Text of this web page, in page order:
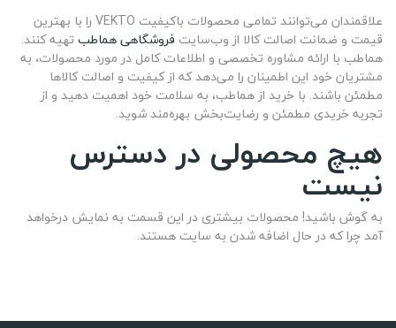
علاقمندان می‌توانند تمامی محصولات باکیفیت VEKTO را با بهترین
قیمت و ضمانت اصالت کالا از وب‌سایت فروشگاهی هماطب تهیه کنند.
هماطب با ارائه مشاوره تخصصی و اطلاعات کامل در مورد محصولات، به
مشتریان خود این اطمینان را می‌دهد که از کیفیت و اصالت کالاها
مطمئن باشند. با خرید از هماطب، به سلامت خود اهمیت دهید و از
تجربه خریدی مطمئن و رضایت‌بخش بهره‌مند شوید.
هیچ محصولی در دسترس
نیست
به گوش باشید! محصولات بیشتری در این قسمت به نمایش درخواهد
آمد چرا که در حال اضافه شدن به سایت هستند.